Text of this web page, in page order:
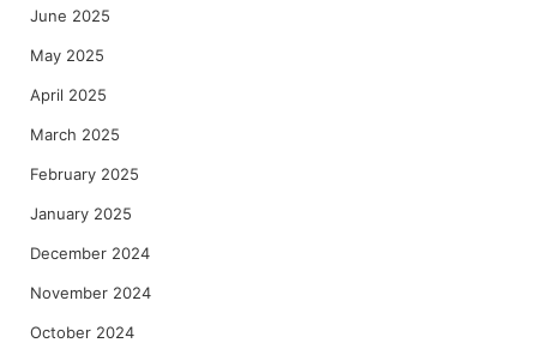
June 2025
May 2025
April 2025
March 2025
February 2025
January 2025
December 2024
November 2024
October 2024